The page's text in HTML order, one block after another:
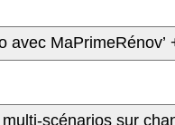
avec MaPrimeRénov’
scénarios sur